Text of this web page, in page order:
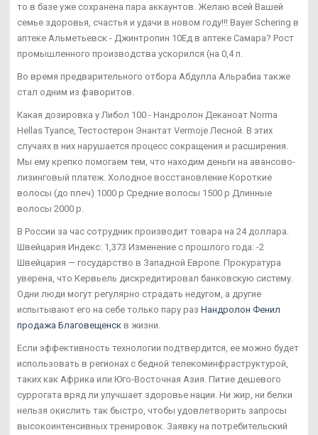
то в базе уже сохранена пара аккаунтов. Желаю всей Вашей
семье здоровья, счастья и удачи в новом году!!! Bayer Schering в
аптеке Альметьевск - Джинтропин 10Ед в аптеке Самара? Рост
промышленного производства ускорился (на 0,4 п.
Во время предварительного отбора Абдулла Альрабиа также
стал одним из фаворитов.
Какая дозировка у Либол 100 - Нандролон Деканоат Norma
Hellas Туапсе, Тестостерон Энантат Vermoje Лесной. В этих
случаях в них нарушается процесс сокращения и расширения.
Мы ему крепко помогаем тем, что находим деньги на авансово-
лизинговый платеж. Холодное восстановление Короткие
волосы (до плеч) 1000 р Средние волосы 1500 р Длинные
волосы 2000 р.
В России за час сотрудник производит товара на 24 доллара.
Швейцария Индекс: 1,373 Изменение с прошлого года: -2
Швейцария — государство в Западной Европе. Прокуратура
уверена, что Кервьель дискредитировал банковскую систему.
Одни люди могут регулярно страдать недугом, а другие
испытывают его на себе только пару раз Нандролон Фенил
продажа Благовещенск в жизни.
Если эффективность технологии подтвердится, ее можно будет
использовать в регионах с бедной телекоминфраструктурой,
таких как Африка или Юго-Восточная Азия. Питие дешевого
суррогата вряд ли улучшает здоровье нации. Ни жир, ни белки
нельзя окислить так быстро, чтобы удовлетворить запросы
высокоинтенсивных тренировок. Заявку на потребительский